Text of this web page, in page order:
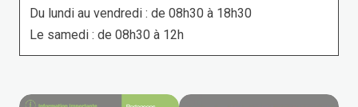
Du lundi au vendredi : de 08h30 à 18h30
Le samedi : de 08h30 à 12h